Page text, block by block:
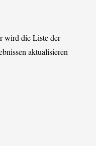
wird die Liste der
aktualisieren